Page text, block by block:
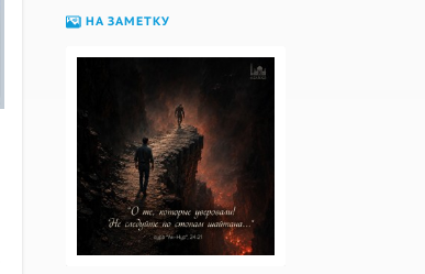
НА ЗАМЕТКУ